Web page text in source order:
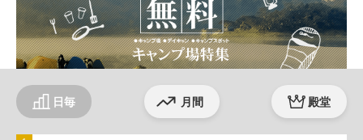
日毎 月間 殿堂